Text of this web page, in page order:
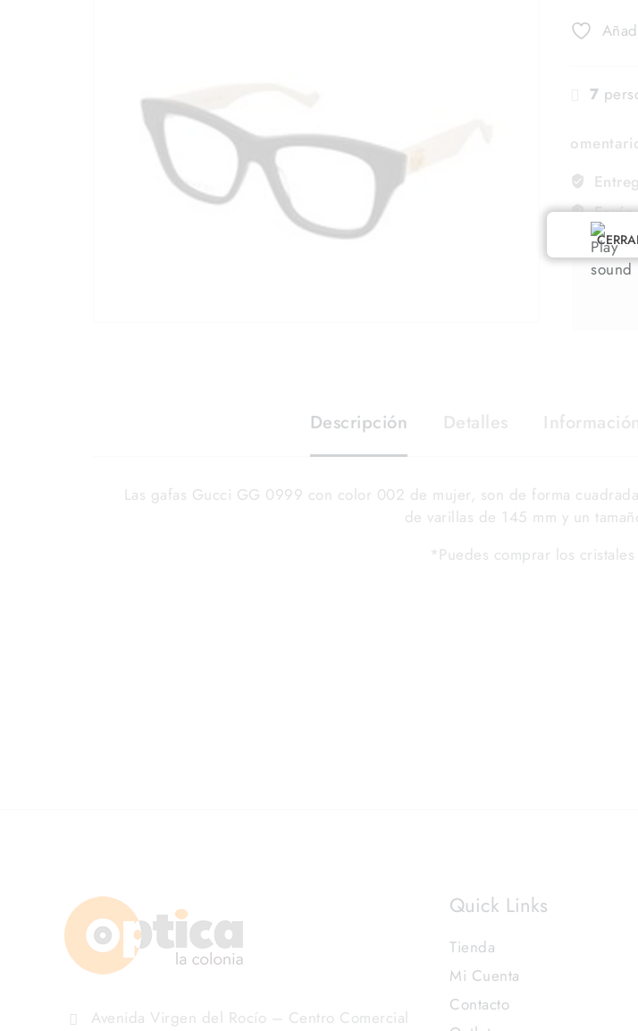
7
Descripción Detalles
Las gafas Gucci GG 0999 con color 002 de mujer, son de forma
de varillas de 145 mm y un
*Puedes comprar los cristales
Avenida Virgen del Rocío – Centro Comercial
Quick Links
Tienda
Mi Cuenta
Contacto